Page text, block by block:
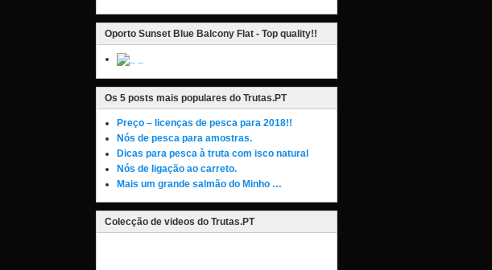
Oporto Sunset Blue Balcony Flat - Top quality!!
Os 5 posts mais populares do Trutas.PT
Preço – licenças de pesca para 2018!!
Nós de pesca para amostras.
Dicas para pesca à truta com isco natural
Nós de ligação ao carreto.
Mais um grande salmão do Minho …
Colecção de videos do Trutas.PT